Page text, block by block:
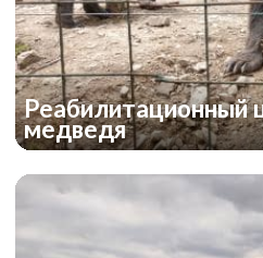
Реабилитационный
медведя